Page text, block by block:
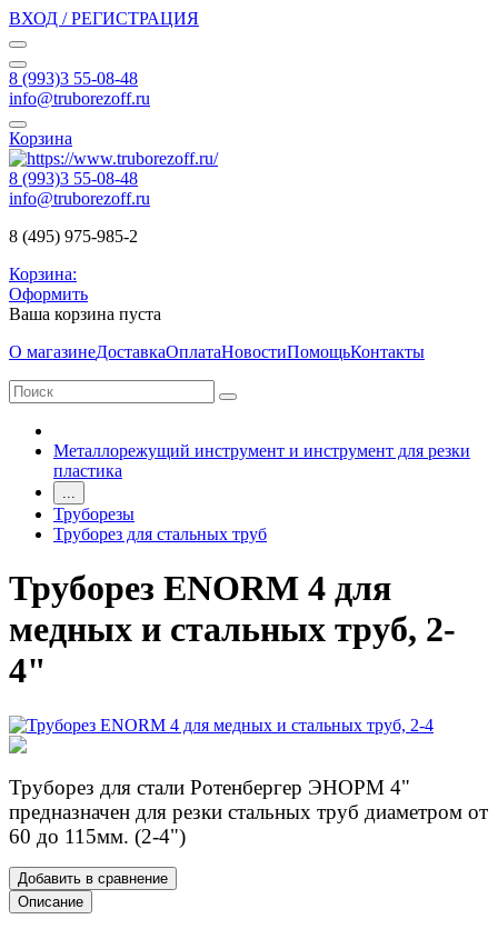
ВХОД / РЕГИСТРАЦИЯ
8 (993)3 55-08-48
info@truborezoff.ru
Корзина
8 (993)3 55-08-48
info@truborezoff.ru
8 (495) 975-985-2
Корзина:
Оформить
Ваша корзина пуста
О магазинеДоставкаОплатаНовостиПомощьКонтакты
Металлорежущий инструмент и инструмент для резки
пластика
...
Труборезы
Труборез для стальных труб
Труборез ENORM 4 для
медных и стальных труб, 2-
4"
Труборез для стали Ротенбергер ЭНОРМ 4"
предназначен для резки стальных труб диаметром от
60 до 115мм. (2-4")
Добавить в сравнение
Описание